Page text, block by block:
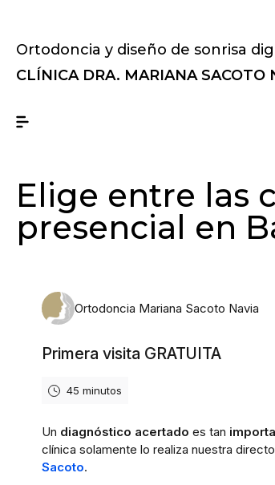
Ortodoncia y diseño de sonrisa
CLÍNICA DRA. MARIANA SACOTO
Elige entre las
presencial en